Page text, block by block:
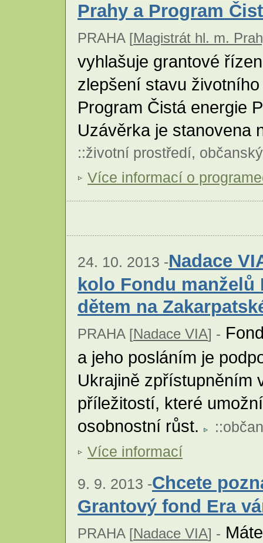
Prahy a Program
PRAHA [Magistrát hl. m.
vyhlašuje grantové
zlepšení stavu
Program Čistá energie
Uzávěrka je stanovena
::životní prostředí,
Více informací o
24. 10. 2013 -Nadace
kolo Fondu
dětem na
PRAHA [Nadace VIA] -
a jeho posláním je
Ukrajině zpřístupněním
příležitostí, které
osobnostní růst.
::
Více informací
9. 9. 2013 -Chcete
Grantový fond Era
PRAHA [Nadace VIA] -